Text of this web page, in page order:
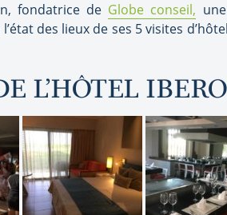
fondatrice de Globe conseil,
des lieux de ses 5 visites
L’HÔTEL